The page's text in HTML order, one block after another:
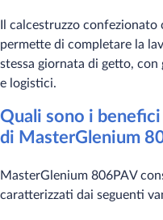
Il calcestruzzo
permette di completare la
stessa giornata di getto,
e logistici.
Quali sono i
di MasterGlenium
MasterGlenium 806PAV
caratterizzati dai seguenti